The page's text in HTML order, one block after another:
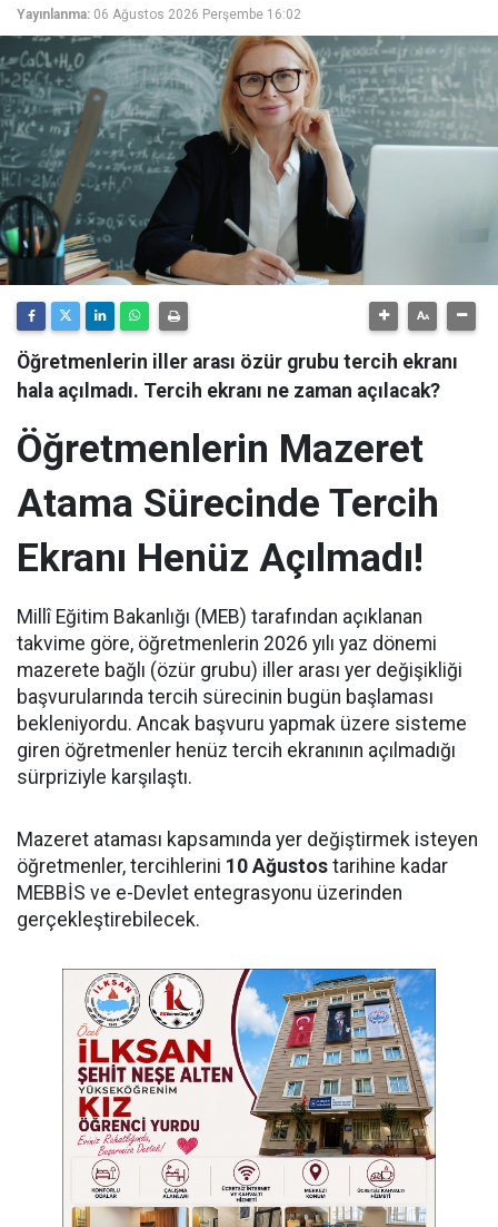
Yayınlanma: 06 Ağustos 2026 Perşembe 16:02
Öğretmenlerin iller arası özür grubu tercih ekranı
hala açılmadı. Tercih ekranı ne zaman açılacak?
Öğretmenlerin Mazeret
Atama Sürecinde Tercih
Ekranı Henüz Açılmadı!
Millî Eğitim Bakanlığı (MEB) tarafından açıklanan
takvime göre, öğretmenlerin 2026 yılı yaz dönemi
mazerete bağlı (özür grubu) iller arası yer değişikliği
başvurularında tercih sürecinin bugün başlaması
bekleniyordu. Ancak başvuru yapmak üzere sisteme
giren öğretmenler henüz tercih ekranının açılmadığı
sürpriziyle karşılaştı.
Mazeret ataması kapsamında yer değiştirmek isteyen
öğretmenler, tercihlerini 10 Ağustos tarihine kadar
MEBBİS ve e-Devlet entegrasyonu üzerinden
gerçekleştirebilecek.